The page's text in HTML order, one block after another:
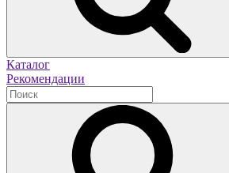
Каталог
Рекомендации